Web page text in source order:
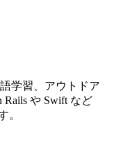
学習、アウトドア
や Swift など
。